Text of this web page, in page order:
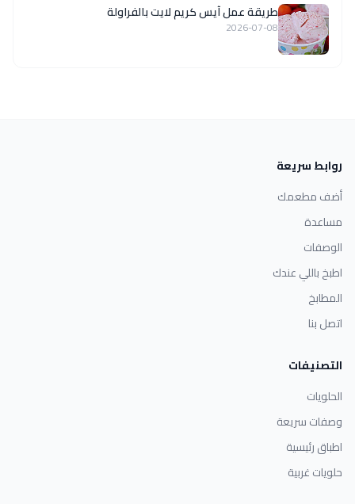
طريقة عمل آيس كريم لايت بالفراولة
2026-07-08
روابط سريعة
أضف مطعمك
مساعدة
الوصفات
اطبخ باللي عندك
المطابخ
اتصل بنا
التصنيفات
الحلويات
وصفات سريعة
اطباق رئيسية
حلويات غربية